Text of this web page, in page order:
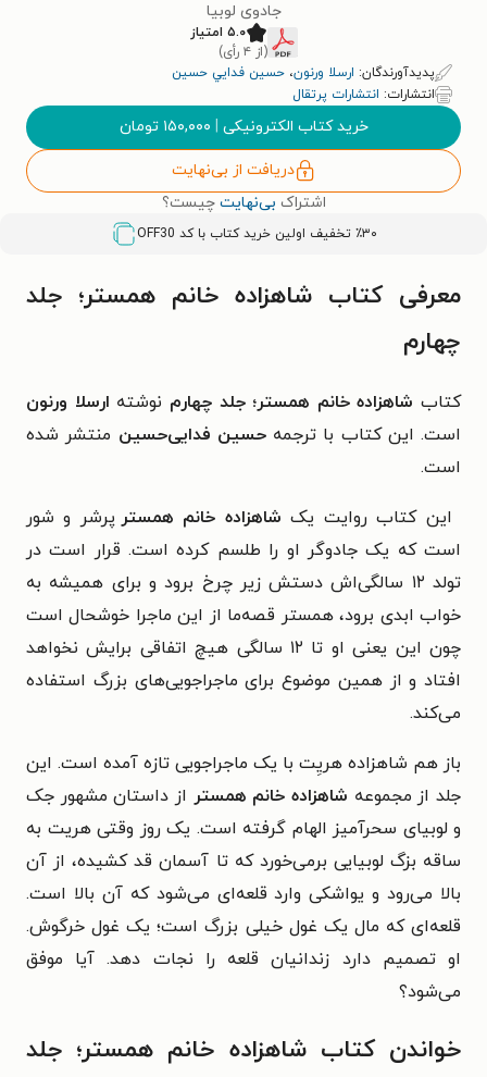
جادوی لوبیا
۵.۰ امتیاز
(از ۴ رأی)
پدیدآورندگان: ارسلا ورنون، حسين فدايي حسين
انتشارات: انتشارات پرتقال
خرید کتاب الکترونیکی | ۱۵۰,۰۰۰ تومان
دریافت از بی‌نهایت
اشتراک بی‌نهایت چیست؟
٪۳۰ تخفیف اولین خرید کتاب با کد OFF30
معرفی کتاب شاهزاده خانم همستر؛ جلد
چهارم
کتاب شاهزاده خانم همستر؛ جلد چهارم نوشته ارسلا ورنون
است. این کتاب با ترجمهحسین فدایی‌حسین منتشر شده
است.
این کتاب روایت یک شاهزاده خانم همستر پرشر و شور
است که یک جادوگر او را طلسم کرده است. قرار است در
تولد ۱۲ سالگی‌اش دستش زیر چرخ برود و برای همیشه به
خواب ابدی برود، همستر قصه‌ما از این ماجرا خوشحال است
چون این یعنی او تا ۱۲ سالگی هیچ اتفاقی برایش نخواهد
افتاد و از همین موضوع برای ماجراجویی‌های بزرگ استفاده
می‌کند.
باز هم شاهزاده هریِت با یک ماجراجویی تازه آمده است. این
جلد از مجموعه شاهزاده خانم همستر از داستان مشهور جک
و لوبیای سحرآمیز الهام گرفته است. یک روز وقتی هریت به
ساقه بزگ لوبیایی برمی‌خورد که تا آسمان قد کشیده، از آن
بالا می‌رود و یواشکی وارد قلعه‌ای می‌شود که آن بالا است.
قلعه‌ای که مال یک غول خیلی بزرگ است؛ یک غول خرگوش.
او تصمیم دارد زندانیان قلعه را نجات دهد. آیا موفق
می‌شود؟
خواندن کتاب شاهزاده خانم همستر؛ جلد